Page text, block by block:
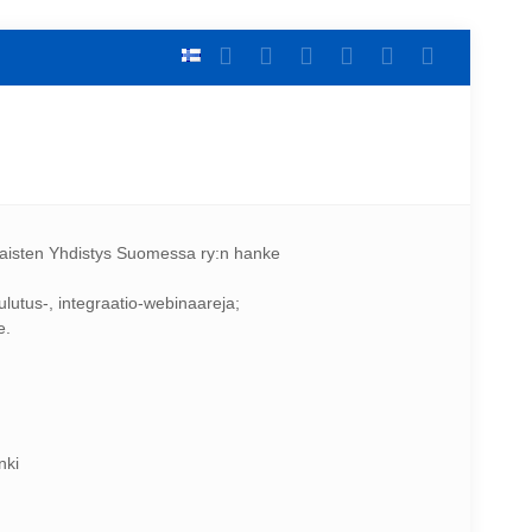
Yhdistys Suomessa ry:n hanke
, integraatio-webinaareja;